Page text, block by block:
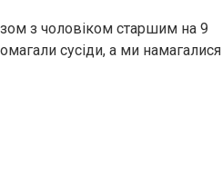
з чоловіком старшим на 9
сусіди, а ми намагалися